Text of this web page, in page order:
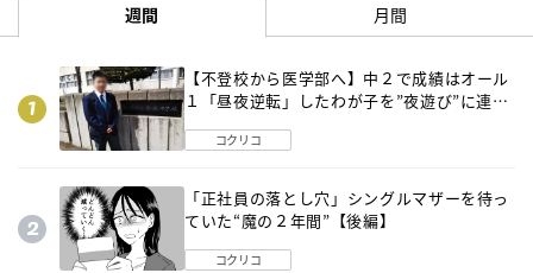
週間 月間
【不登校から医学部へ】中２で成績はオール
１「昼夜逆転」したわが子を”夜遊び”に連れ
コクリコ
「正社員の落とし穴」シングルマザーを待っ
ていた“魔の２年間”【後編】
コクリコ